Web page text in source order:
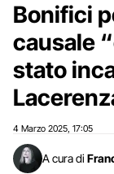
Bonifici
causale
stato
4 Marzo 2025 17:05
A cura di